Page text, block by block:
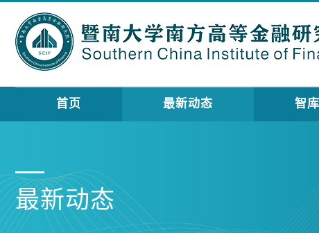
首页 最新动态 智
最新动态